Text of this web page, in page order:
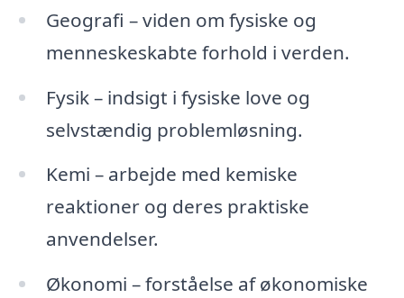
Geografi – viden om fysiske og
menneskeskabte forhold i verden.
Fysik – indsigt i fysiske love og
selvstændig problemløsning.
Kemi – arbejde med kemiske
reaktioner og deres praktiske
anvendelser.
Økonomi – forståelse af økonomiske